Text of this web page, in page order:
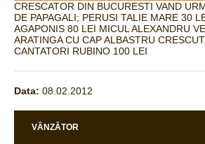
CRESCATOR DIN BUCURESTI VAND
DE PAPAGALI; PERUSI TALIE MARE 30
AGAPONIS 80 LEI MICUL ALEXANDRU
ARATINGA CU CAP ALBASTRU
CANTATORI RUBINO 100 LEI
Data: 08.02.2012
VÂNZĂTOR